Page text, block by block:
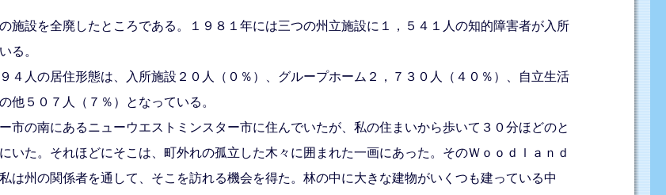
設を全廃したところである。１９８１年には三つの州立施設に１，５４１人の知的障害者が入所
る。
人の居住形態は、入所施設２０人（０％）、グループホーム２，７３０人（４０％）、自立生活
他５０７人（７％）となっている。
の南にあるニューウエストミンスター市に住んでいたが、私の住まいから歩いて３０分ほどのと
いた。それほどにそこは、町外れの孤立した木々に囲まれた一画にあった。そのＷｏｏｄｌａｎｄ
は州の関係者を通して、そこを訪れる機会を得た。林の中に大きな建物がいくつも建っている中